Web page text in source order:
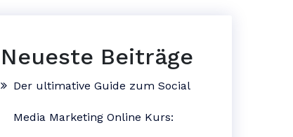
Neueste Beiträge
Der ultimative Guide zum Social
Media Marketing Online Kurs: